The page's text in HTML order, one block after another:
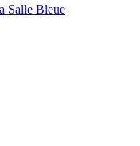
Salle Bleue